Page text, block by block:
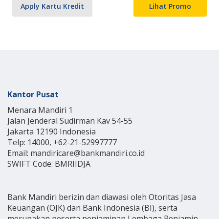
Apply Kartu Kredit Lihat Promo
Kantor Pusat
Menara Mandiri 1
Jalan Jenderal Sudirman Kav 54-55
Jakarta 12190 Indonesia
Telp: 14000, +62-21-52997777
Email: mandiricare@bankmandiri.co.id
SWIFT Code: BMRIIDJA
Bank Mandiri berizin dan diawasi oleh Otoritas Jasa
Keuangan (OJK) dan Bank Indonesia (BI), serta